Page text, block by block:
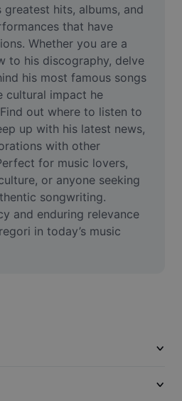
video
greatest hits, albums, and
that have
Whether you are a
to his discography, delve
his most famous songs
cultural impact he
out where to listen to
up with his latest news,
with other
for music lovers,
or anyone seeking
songwriting.
and enduring relevance
in today’s music